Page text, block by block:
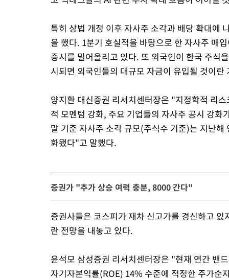
특히 상법 개정 이후 자사주 소각과 배당 확대에
을 했다. 1분기 호실적을 바탕으로 한 자사주 매
증시를 밀어올리고 있다. 또 외국인이 한국 주식
시되면 외국인들의 대규모 자금이 유입될 것이란
양지환 대신증권 리서치센터장은 "지정학적 리
적 모멘텀 강화, 주요 기업들의 자사주 공시 강
말 기준 자사주 소각 규모(주식수 기준)는 지난
화됐다"고 말했다.
증권가 "추가 상승 여력 충분, 8000 간다"
증권사들은 코스피가 재차 신고가를 경신하고
란 전망을 내놓고 있다.
윤석모 삼성증권 리서치센터장은 "현재 연간 밴
자기자본익률(ROE) 14% 수준에 적정한 주가순